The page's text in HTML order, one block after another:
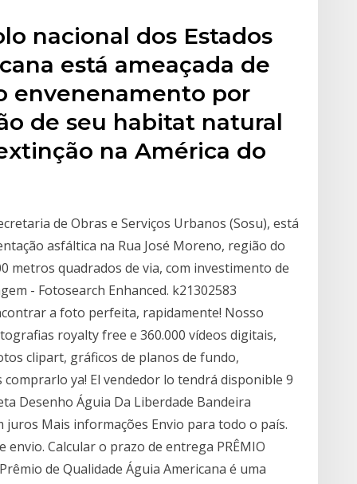
nacional dos Estados
está ameaçada de
envenenamento por
de seu habitat natural
na América do
de Obras e Serviços Urbanos (Sosu), está
asfáltica na Rua José Moreno, região do
metros quadrados de via, com investimento de
- Fotosearch Enhanced. k21302583
a foto perfeita, rapidamente! Nosso
royalty free e 360.000 vídeos digitais,
clipart, gráficos de planos de fundo,
ya! El vendedor lo tendrá disponible 9
Desenho Águia Da Liberdade Bandeira
juros Mais informações Envio para todo o país.
Calcular o prazo de entrega PRÊMIO
de Qualidade Águia Americana é uma